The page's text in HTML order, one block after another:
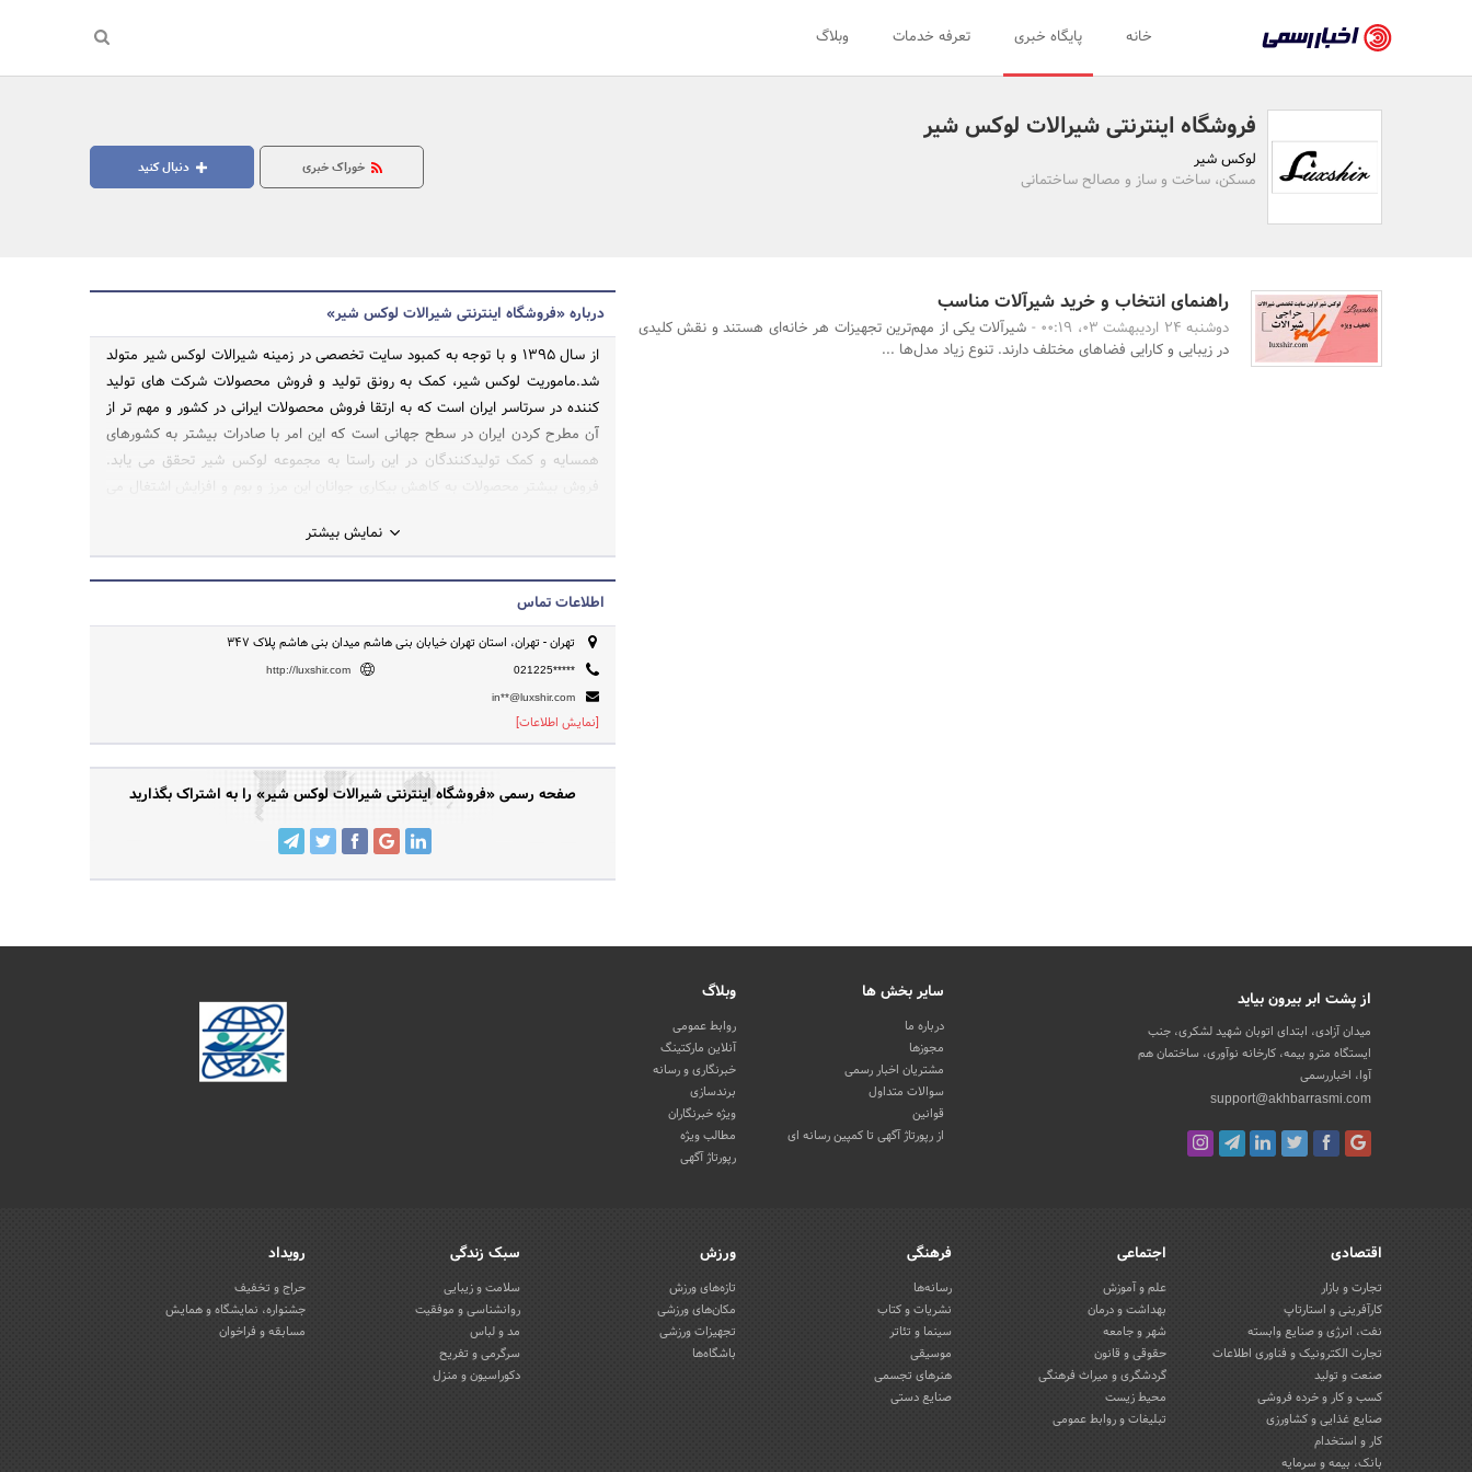
رسمی
-
اخبار
تایید
سازمان‌ها
روابط
خانه پایگاه خبری تعرفه خدمات وبلاگ
جستجو
فروشگاه اینترنتی شیرالات لوکس شیر
لوکس شیر
مسکن، ساخت و ساز و مصالح ساختمانی
دنبال کنید خوراک خبری
راهنمای انتخاب و خرید شیرآلات مناسب
دوشنبه 24 اردیبهشت 03، 00:19 -
شیرآلات یکی از مهم‌ترین تجهیزات هر خانه‌ای هستند و نقش کلیدی
در زیبایی و کارایی فضاهای مختلف دارند. تنوع زیاد مدل‌ها ...
درباره «فروشگاه اینترنتی شیرالات لوکس شیر»
از سال 1395 و با توجه به کمبود سایت تخصصی در زمینه شیرالات لوکس شیر متولد
شد.ماموریت لوکس شیر، کمک به رونق تولید و فروش محصولات شرکت های تولید
کننده در سرتاسر ایران است که به ارتقا فروش محصولات ایرانی در کشور و مهم تر از
آن مطرح کردن ایران در سطح جهانی است که این امر با صادرات بیشتر به کشورهای
همسایه و کمک تولیدکنندگان در این راستا به مجموعه لوکس شیر تحقق می یابد.
نمایش بیشتر
اطلاعات تماس
تهران - تهران، استان تهران خیابان بنی هاشم میدان بنی هاشم پلاک 347
021225*****
http://luxshir.com
in**@luxshir.com
[نمایش اطلاعات]
صفحه رسمی «فروشگاه اینترنتی شیرالات لوکس شیر» را به اشتراک بگذارید
از پشت ابر بیرون بیاید
میدان آزادی، ابتدای اتوبان شهید لشکری، جنب
ایستگاه مترو بیمه، کارخانه نوآوری، ساختمان هم
آوا، اخباررسمی
support@akhbarrasmi.com
سایر بخش ها
درباره ما
مجوزها
مشتریان اخبار رسمی
سوالات متداول
قوانین
از رپورتاژ آگهی تا کمپین رسانه ای
وبلاگ
روابط عمومی
آنلاین مارکتینگ
خبرنگاری و رسانه
برندسازی
ویژه خبرنگاران
مطالب ویژه
رپورتاژ آگهی
اقتصادی
تجارت و بازار
کارآفرینی و استارتاپ
نفت، انرژی و صنایع وابسته
تجارت الکترونیک و فناوری اطلاعات
صنعت و تولید
کسب و کار و خرده فروشی
صنایع غذایی و کشاورزی
کار و استخدام
بانک، بیمه و سرمایه
اجتماعی
علم و آموزش
بهداشت و درمان
شهر و جامعه
حقوقی و قانون
گردشگری و میراث فرهنگی
محیط زیست
تبلیغات و روابط عمومی
فرهنگی
رسانه‌ها
نشریات و کتاب
سینما و تئاتر
موسیقی
هنرهای تجسمی
صنایع دستی
ورزش
تازه‌های ورزش
مکان‌های ورزشی
تجهیزات ورزشی
باشگاه‌ها
سبک زندگی
سلامت و زیبایی
روانشناسی و موفقیت
مد و لباس
سرگرمی و تفریح
دکوراسیون و منزل
رویداد
حراج و تخفیف
جشنواره، نمایشگاه و همایش
مسابقه و فراخوان